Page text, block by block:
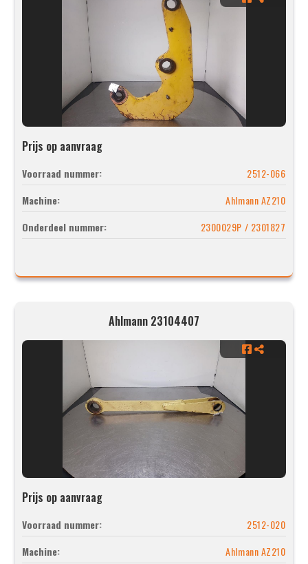
Prijs op aanvraag
Voorraad nummer:
2512-066
Machine:
Ahlmann AZ210
Onderdeel nummer:
2300029P / 2301827
Ahlmann 23104407
Prijs op aanvraag
Voorraad nummer:
2512-020
Machine:
Ahlmann AZ210